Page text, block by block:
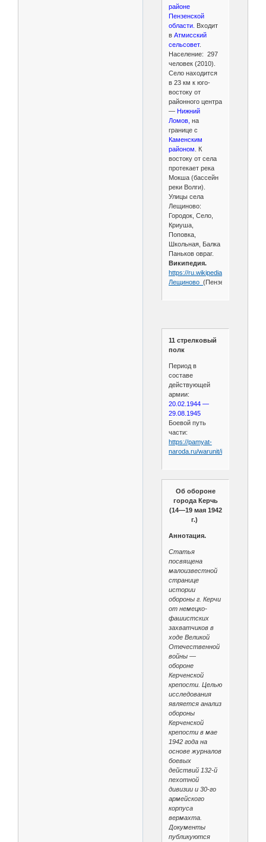
районе
Пензенской
области. Входит
в Атмисский
сельсовет.
Население: 297
человек (2010).
Село находится
в 23 км к юго-
востоку от
районного центра
— Нижний
Ломов, на
границе с
Каменским
районом. К
востоку от села
протекает река
Мокша (бассейн
реки Волги).
Улицы села
Лещиново:
Городок, Село,
Криуша,
Поповка,
Школьная, Балка
Паньков овраг.
Википедия.
https://ru.wikipedia.org/wiki/
Лещиново_
11 стрелковый
полк
Период в
составе
действующей
армии:
20.02.1944 —
29.08.1945
Боевой путь
части:
https://pamyat-
naroda.ru/warunit/id11981/
Об обороне
города Керчь
(14—19 мая 1942
г.)
Аннотация.
Статья
посвящена
малоизвестной
странице
истории
обороны г. Керчи
от немецко-
фашистских
захватчиков в
ходе Великой
Отечественной
войны —
обороне
Керченской
крепости. Целью
исследования
является анализ
обороны
Керченской
крепости в мае
1942 года на
основе журналов
боевых
действий 132-й
пехотной
дивизии и 30-го
армейского
корпуса
вермахта.
Документы
публикуются